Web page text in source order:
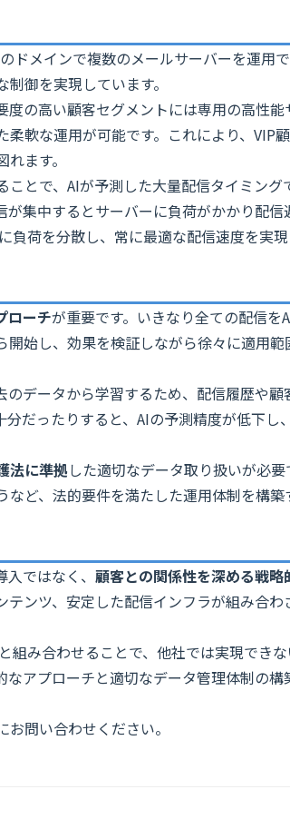
ドメインで複数のメールサーバーを運用
御を実現しています。
度の高い顧客セグメントには専用の高性
軟な運用が可能です。これにより、VIP
ます。
ことで、AIが予測した大量配信タイミン
集中するとサーバーに負荷がかかり配
荷を分散し、常に最適な配信速度を実現
ローチが重要です。いきなり全ての配信を
始し、効果を検証しながら徐々に適用
のデータから学習するため、配信履歴や
だったりすると、AIの予測精度が低下し
法に準拠した適切なデータ取り扱いが必
ど、法的要件を満たした運用体制を構築
ではなく、 顧客との関係性を深める戦略
ンツ、安定した配信インフラが組み合
組み合わせることで、他社では実現でき
アプローチと適切なデータ管理体制の
問い合わせください。